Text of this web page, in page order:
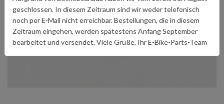
geschlossen. In diesem Zeitraum sind wir weder telefonisch
noch per E-Mail nicht erreichbar. Bestellungen, die in diesem
Zeitraum eingehen, werden spätestens Anfang September
bearbeitet und versendet. Viele Grüße, Ihr E-Bike-Parts-Team